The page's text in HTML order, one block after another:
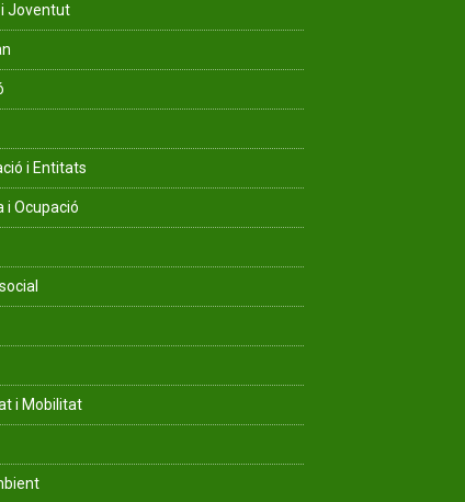
Joventut
i Entitats
i Ocupació
i Mobilitat